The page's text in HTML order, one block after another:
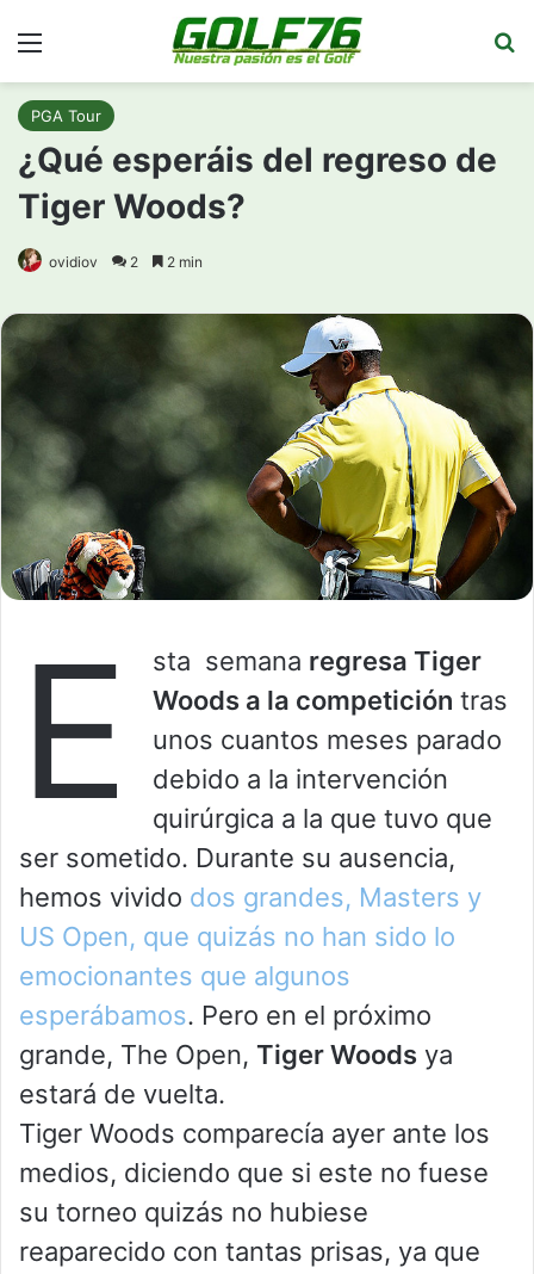
PGA Tour
¿Qué esperáis del regreso de
Tiger Woods?
ovidiov 2 2 min
E sta semana regresa Tiger
Woods a la competición tras
unos cuantos meses parado
debido a la intervención
quirúrgica a la que tuvo que
ser sometido. Durante su ausencia,
hemos vivido dos grandes, Masters y
US Open, que quizás no han sido lo
emocionantes que algunos
esperábamos. Pero en el próximo
grande, The Open, Tiger Woods ya
estará de vuelta.
Tiger Woods comparecía ayer ante los
medios, diciendo que si este no fuese
su torneo quizás no hubiese
reaparecido con tantas prisas, ya que